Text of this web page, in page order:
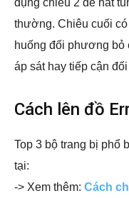
thường. Chiêu cuối
huống đối phương bỏ
áp sát hay tiếp cận
Cách lên đồ
Top 3 bộ trang bị phổ
tại:
-> Xem thêm: Cách